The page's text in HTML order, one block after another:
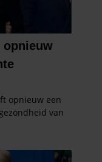
hun services. U
website blijft